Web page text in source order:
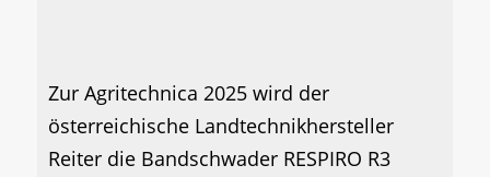
Zur Agritechnica 2025 wird der
österreichische Landtechnikhersteller
Reiter die Bandschwader RESPIRO R3